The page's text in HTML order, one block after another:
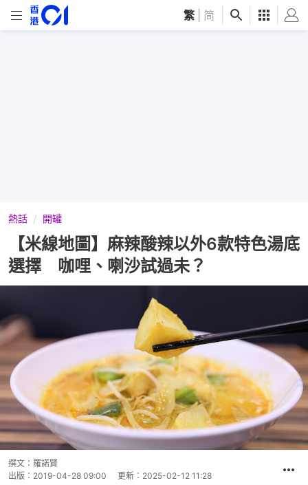
繁 简
熱話 開罐
【米線地圖】麻辣酸辣以外6款特色湯底
選擇 咖哩、喇沙試過未？
撰文： 羅諾賢
出版： 2019-04-28 09:00 更新： 2025-02-12 11:28